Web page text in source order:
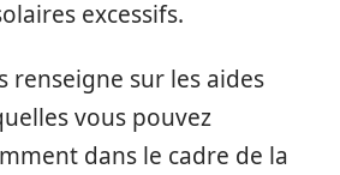
excessifs.
renseigne sur les aides
vous pouvez
dans le cadre de la